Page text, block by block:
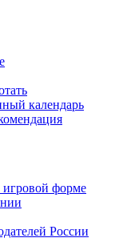
календарь
форме
России